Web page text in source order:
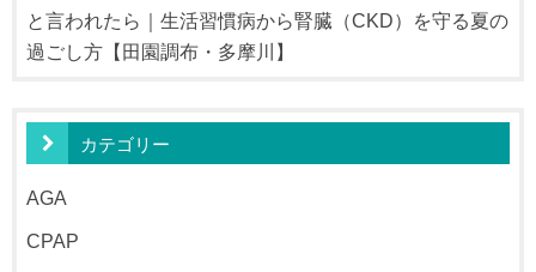
と言われたら｜生活習慣病から腎臓（CKD）を守る夏の
過ごし方【田園調布・多摩川】
カテゴリー
AGA
CPAP